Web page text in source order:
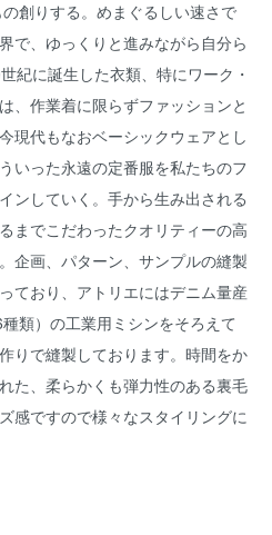
創りする。めまぐるしい速さで
で、ゆっくりと進みながら自分ら
紀に誕生した衣類、特にワーク・
、作業着に限らずファッションと
現代もなおベーシックウェアとし
いった永遠の定番服を私たちのフ
ンしていく。手から生み出される
までこだわったクオリティーの高
企画、パターン、サンプルの縫製
ており、アトリエにはデニム量産
類）の工業用ミシンをそろえて
りで縫製しております。時間をか
た、柔らかくも弾力性のある裏毛
感ですので様々なスタイリングに